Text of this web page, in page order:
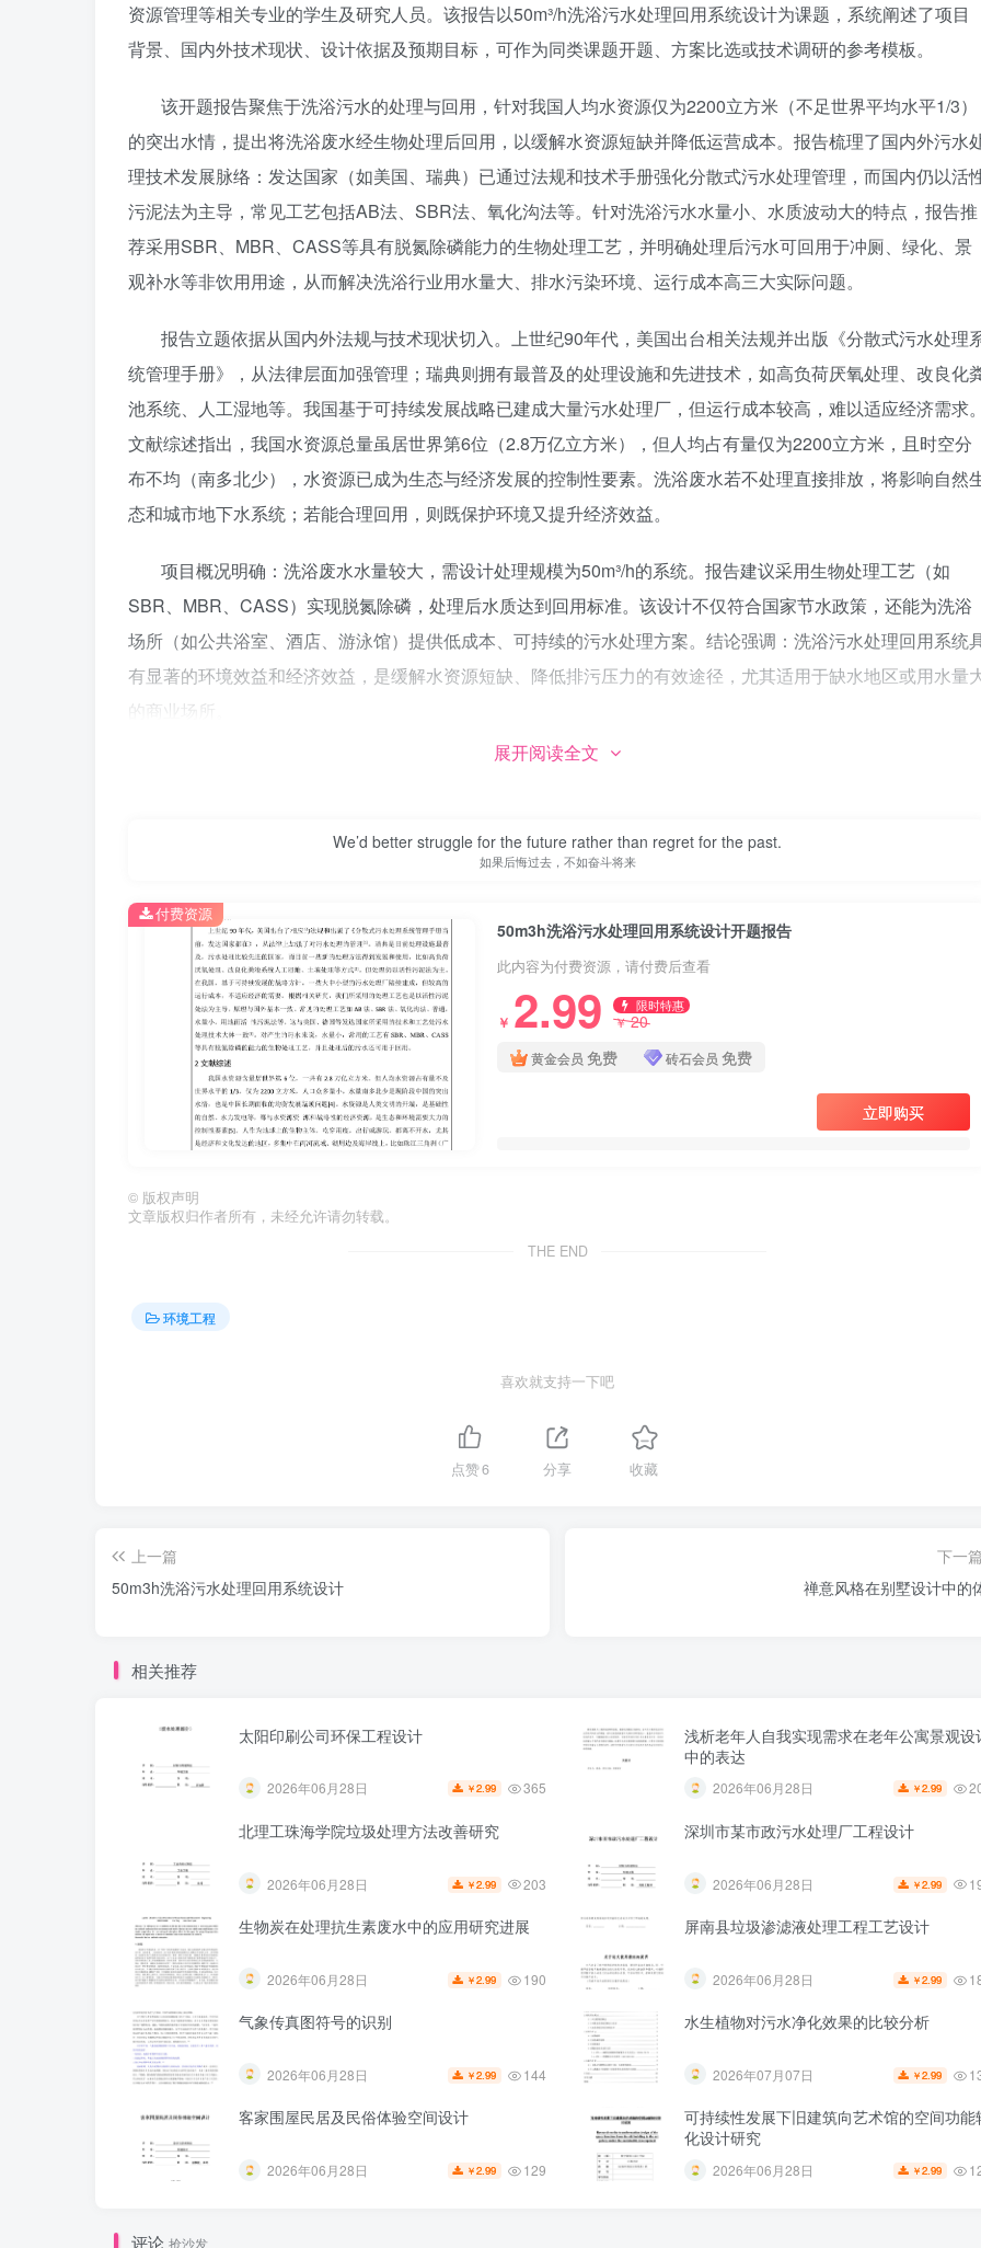
资源管理等相关专业的学生及研究人员。该报告以50m³/h洗浴污水处理回用系统设计为课题，系统阐述了项目
背景、国内外技术现状、设计依据及预期目标，可作为同类课题开题、方案比选或技术调研的参考模板。
该开题报告聚焦于洗浴污水的处理与回用，针对我国人均水资源仅为2200立方米（不足世界平均水平1/3）
的突出水情，提出将洗浴废水经生物处理后回用，以缓解水资源短缺并降低运营成本。报告梳理了国内外污水
理技术发展脉络：发达国家（如美国、瑞典）已通过法规和技术手册强化分散式污水处理管理，而国内仍以活
污泥法为主导，常见工艺包括AB法、SBR法、氧化沟法等。针对洗浴污水水量小、水质波动大的特点，报告推
荐采用SBR、MBR、CASS等具有脱氮除磷能力的生物处理工艺，并明确处理后污水可回用于冲厕、绿化、景
观补水等非饮用用途，从而解决洗浴行业用水量大、排水污染环境、运行成本高三大实际问题。
报告立题依据从国内外法规与技术现状切入。上世纪90年代，美国出台相关法规并出版《分散式污水处理
统管理手册》，从法律层面加强管理；瑞典则拥有最普及的处理设施和先进技术，如高负荷厌氧处理、改良化
池系统、人工湿地等。我国基于可持续发展战略已建成大量污水处理厂，但运行成本较高，难以适应经济需求。
文献综述指出，我国水资源总量虽居世界第6位（2.8万亿立方米），但人均占有量仅为2200立方米，且时空分
布不均（南多北少），水资源已成为生态与经济发展的控制性要素。洗浴废水若不处理直接排放，将影响自然
态和城市地下水系统；若能合理回用，则既保护环境又提升经济效益。
项目概况明确：洗浴废水水量较大，需设计处理规模为50m³/h的系统。报告建议采用生物处理工艺（如
SBR、MBR、CASS）实现脱氮除磷，处理后水质达到回用标准。该设计不仅符合国家节水政策，还能为洗浴
场所（如公共浴室、酒店、游泳馆）提供低成本、可持续的污水处理方案。结论强调：洗浴污水处理回用系统
有显著的环境效益和经济效益，是缓解水资源短缺、降低排污压力的有效途径，尤其适用于缺水地区或用水量
的商业场所。
该开题报告完整呈现了从问题提出、技术比选到方案设计的逻辑链条，核心数据（人均水资源量、处理规
选型或技术报告撰写。用户可通过本报告快速判断：是否适合自身项目的水量水质条件、是否满足当地回用标
展开阅读全文
We’d better struggle for the future rather than regret for the past.
如果后悔过去，不如奋斗将来
50m3h洗浴污水处理回用系统设计开题报告
此内容为付费资源，请付费后查看
￥ 2.99 限时特惠
￥20
黄金会员 免费 砖石会员 免费
立即购买
付费资源
© 版权声明
文章版权归作者所有，未经允许请勿转载。
THE END
环境工程
喜欢就支持一下吧
点赞6 分享 收藏
上一篇
50m3h洗浴污水处理回用系统设计
下一篇
禅意风格在别墅设计中的
相关推荐
太阳印刷公司环保工程设计
2026年06月28日 ￥2.99 365
浅析老年人自我实现需求在老年公寓景观设
中的表达
2026年06月28日 ￥2.99
北理工珠海学院垃圾处理方法改善研究
2026年06月28日 ￥2.99 203
深圳市某市政污水处理厂工程设计
2026年06月28日 ￥2.99
生物炭在处理抗生素废水中的应用研究进展
2026年06月28日 ￥2.99 190
屏南县垃圾渗滤液处理工程工艺设计
2026年06月28日 ￥2.99
气象传真图符号的识别
2026年06月28日 ￥2.99 144
水生植物对污水净化效果的比较分析
2026年07月07日 ￥2.99
客家围屋民居及民俗体验空间设计
2026年06月28日 ￥2.99 129
可持续性发展下旧建筑向艺术馆的空间功能
化设计研究
2026年06月28日 ￥2.99
评论 抢沙发